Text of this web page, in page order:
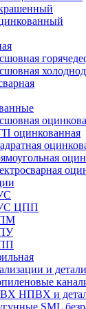
оцинкованная
ЦПП
и детали
НПВХ и
SML